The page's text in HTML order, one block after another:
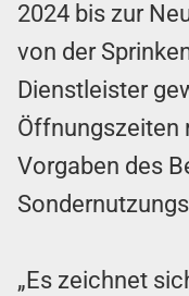
2024 bis zur
von der
Dienstleister
Öffnungszeiten
Vorgaben des
„Es zeichnet